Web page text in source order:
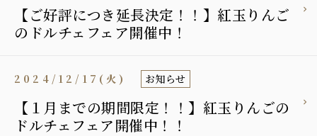
【ご好評につき延長決定！！】紅玉りんご
のドルチェフェア開催中！
【１月までの期間限定！！】紅玉りんごの
ドルチェフェア開催中！！
2024/12/17(火) お知らせ